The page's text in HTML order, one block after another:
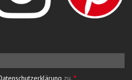
zu. *